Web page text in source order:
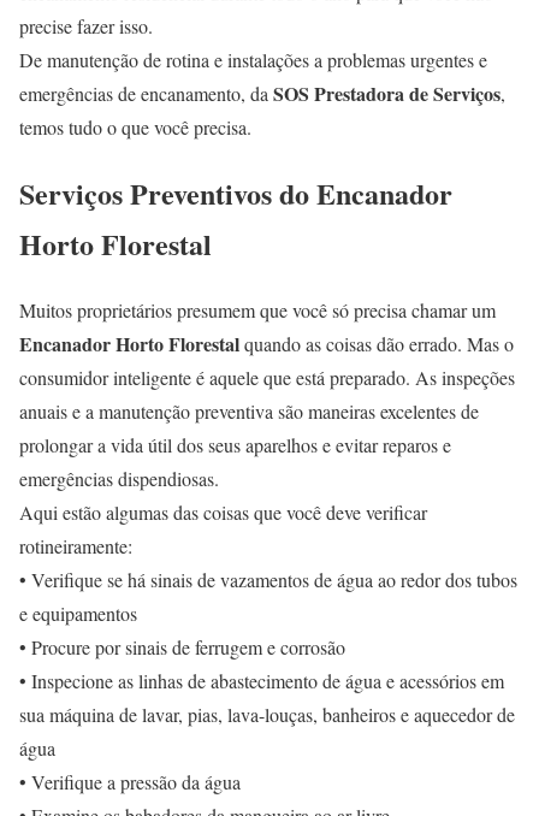
precise fazer isso.
De manutenção de rotina e instalações a problemas urgentes e
emergências de encanamento, daSOS Prestadora de Serviços,
temos tudo o que você precisa.
Serviços Preventivos do Encanador
Horto Florestal
Muitos proprietários presumem que você só precisa chamar um
Encanador Horto Florestalquando as coisas dão errado. Mas o
consumidor inteligente é aquele que está preparado. As inspeções
anuais e a manutenção preventiva são maneiras excelentes de
prolongar a vida útil dos seus aparelhos e evitar reparos e
emergências dispendiosas.
Aqui estão algumas das coisas que você deve verificar
rotineiramente:
• Verifique se há sinais de vazamentos de água ao redor dos tubos
e equipamentos
• Procure por sinais de ferrugem e corrosão
• Inspecione as linhas de abastecimento de água e acessórios em
sua máquina de lavar, pias, lava-louças, banheiros e aquecedor de
água
• Verifique a pressão da água